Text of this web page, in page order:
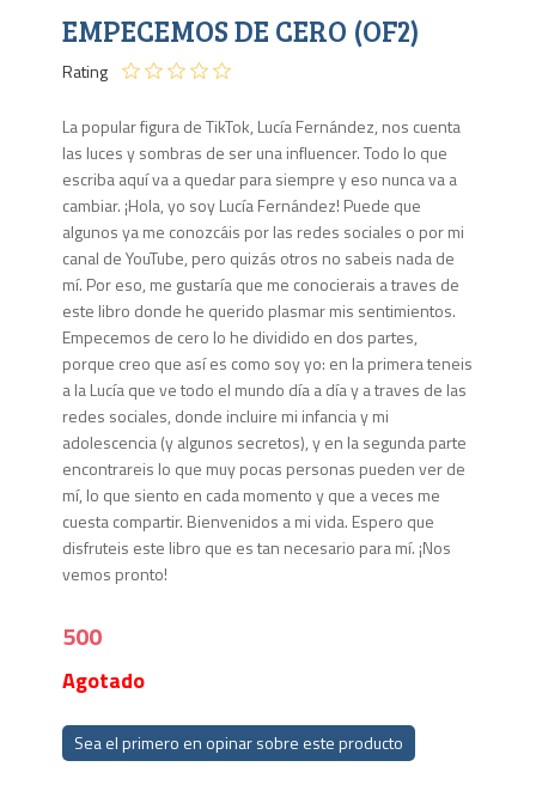
EMPECEMOS DE CERO (OF2)
Rating
La popular figura de TikTok, Lucía Fernández, nos cuenta
las luces y sombras de ser una influencer. Todo lo que
escriba aquí va a quedar para siempre y eso nunca va a
cambiar. ¡Hola, yo soy Lucía Fernández! Puede que
algunos ya me conozcáis por las redes sociales o por mi
canal de YouTube, pero quizás otros no sabeis nada de
mí. Por eso, me gustaría que me conocierais a traves de
este libro donde he querido plasmar mis sentimientos.
Empecemos de cero lo he dividido en dos partes,
porque creo que así es como soy yo: en la primera teneis
a la Lucía que ve todo el mundo día a día y a traves de las
redes sociales, donde incluire mi infancia y mi
adolescencia (y algunos secretos), y en la segunda parte
encontrareis lo que muy pocas personas pueden ver de
mí, lo que siento en cada momento y que a veces me
cuesta compartir. Bienvenidos a mi vida. Espero que
disfruteis este libro que es tan necesario para mí. ¡Nos
vemos pronto!
500
Agotado
Sea el primero en opinar sobre este producto